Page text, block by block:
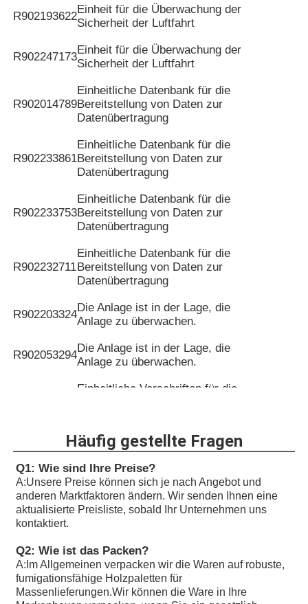
R902193622
Einheit für die Überwachung der
Sicherheit der Luftfahrt
R902247173
Einheit für die Überwachung der
Sicherheit der Luftfahrt
R902014789
Einheitliche Datenbank für die
Bereitstellung von Daten zur
Datenübertragung
R902233861
Einheitliche Datenbank für die
Bereitstellung von Daten zur
Datenübertragung
R902233753
Einheitliche Datenbank für die
Bereitstellung von Daten zur
Datenübertragung
R902232711
Einheitliche Datenbank für die
Bereitstellung von Daten zur
Datenübertragung
R902203324
Die Anlage ist in der Lage, die
Anlage zu überwachen.
R902053294
Die Anlage ist in der Lage, die
Anlage zu überwachen.
Einheitliche Vorschriften für die
R902088259
Einheitliche Vorschriften für die
Verwendung von Kraftfahrzeugen
und Kraftfahrzeugen
R902201739
Einheitliche Vorschriften für die
Verwendung von Kraftfahrzeugen
R902233223
Einheitliche Vorschriften für die
Verwendung von Kraftfahrzeugen
und Kraftfahrzeugen
Häufig gestellte Fragen
Q1: Wie sind Ihre Preise?
A:Unsere Preise können sich je nach Angebot und
anderen Marktfaktoren ändern. Wir senden Ihnen eine
aktualisierte Preisliste, sobald Ihr Unternehmen uns
kontaktiert.
Q2: Wie ist das Packen?
A: Im Allgemeinen verpacken wir die Waren auf robuste,
fumigationsfähige Holzpaletten für
Massenlieferungen.Wir können die Ware in Ihre